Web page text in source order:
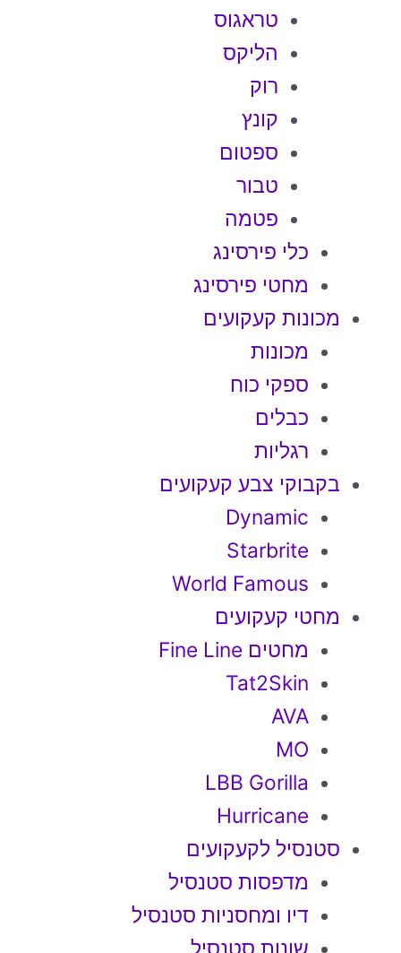
טראגוס
הליקס
רוק
קונץ
ספטום
טבור
פטמה
כלי פירסינג
מחטי פירסינג
מכונות קעקועים
מכונות
ספקי כוח
כבלים
רגליות
בקבוקי צבע קעקועים
Dynamic
Starbrite
World Famous
מחטי קעקועים
מחטים Fine Line
Tat2Skin
AVA
MO
LBB Gorilla
Hurricane
סטנסיל לקעקועים
מדפסות סטנסיל
דיו ומחסניות סטנסיל